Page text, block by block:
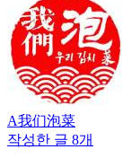
A我们泡菜
작성한 글 8개